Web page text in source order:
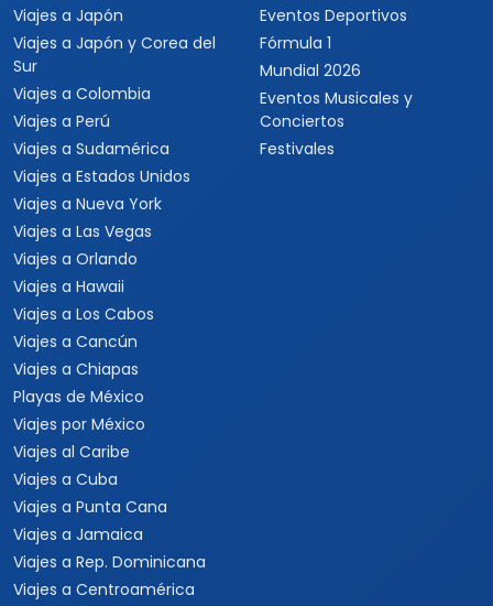
Viajes a Japón
Viajes a Japón y Corea del
Sur
Viajes a Colombia
Viajes a Perú
Viajes a Sudamérica
Viajes a Estados Unidos
Viajes a Nueva York
Viajes a Las Vegas
Viajes a Orlando
Viajes a Hawaii
Viajes a Los Cabos
Viajes a Cancún
Viajes a Chiapas
Playas de México
Viajes por México
Viajes al Caribe
Viajes a Cuba
Viajes a Punta Cana
Viajes a Jamaica
Viajes a Rep. Dominicana
Viajes a Centroamérica
Eventos Deportivos
Fórmula 1
Mundial 2026
Eventos Musicales y
Conciertos
Festivales